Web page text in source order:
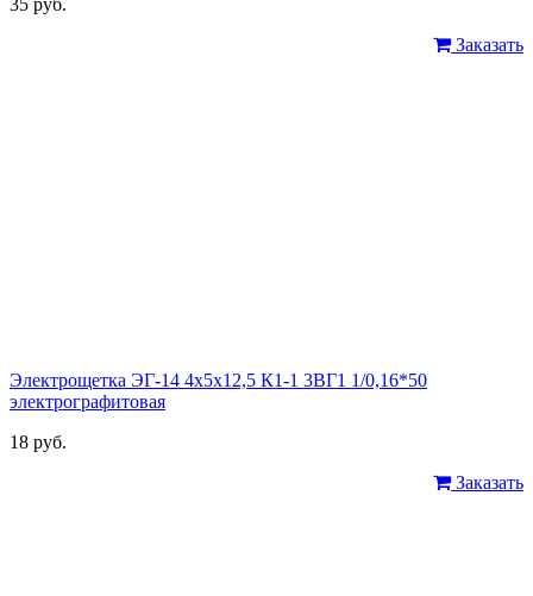
35 руб.
Заказать
Электрощетка ЭГ-14 4х5х12,5 К1-1 3ВГ1 1/0,16*50
электрографитовая
18 руб.
Заказать